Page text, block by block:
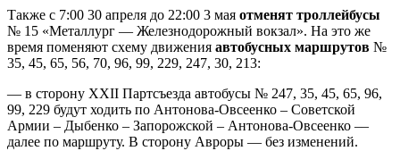
Также с 7:00 30 апреля до 22:00 3 мая отменят троллейбусы
№ 15 «Металлург — Железнодорожный вокзал». На это же
время поменяют схему движения автобусных маршрутов №
35, 45, 65, 56, 70, 96, 99, 229, 247, 30, 213:
— в сторону XXII Партсъезда автобусы № 247, 35, 45, 65, 96,
99, 229 будут ходить по Антонова-Овсеенко – Советской
Армии – Дыбенко – Запорожской – Антонова-Овсеенко ––
далее по маршруту. В сторону Авроры — без изменений.